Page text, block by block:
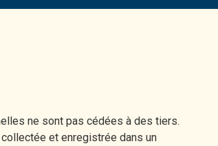
ne sont pas cédées à des tiers.
et enregistrée dans un